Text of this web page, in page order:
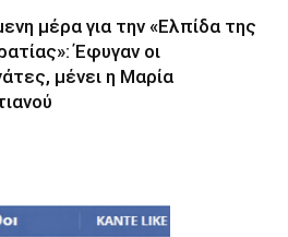
μέρα για την «Ελπίδα της
Έφυγαν οι
μένει η Μαρία